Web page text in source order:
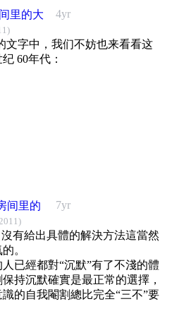
4yr
里的大
文字中，我们不妨也来看看这
60年代：
7yr
间里的
有給出具體的解決方法這當然
。
已經都對“沉默”有了不淺的體
持沉默確實是最正常的選擇，
的自我閹割總比完全“三不”要